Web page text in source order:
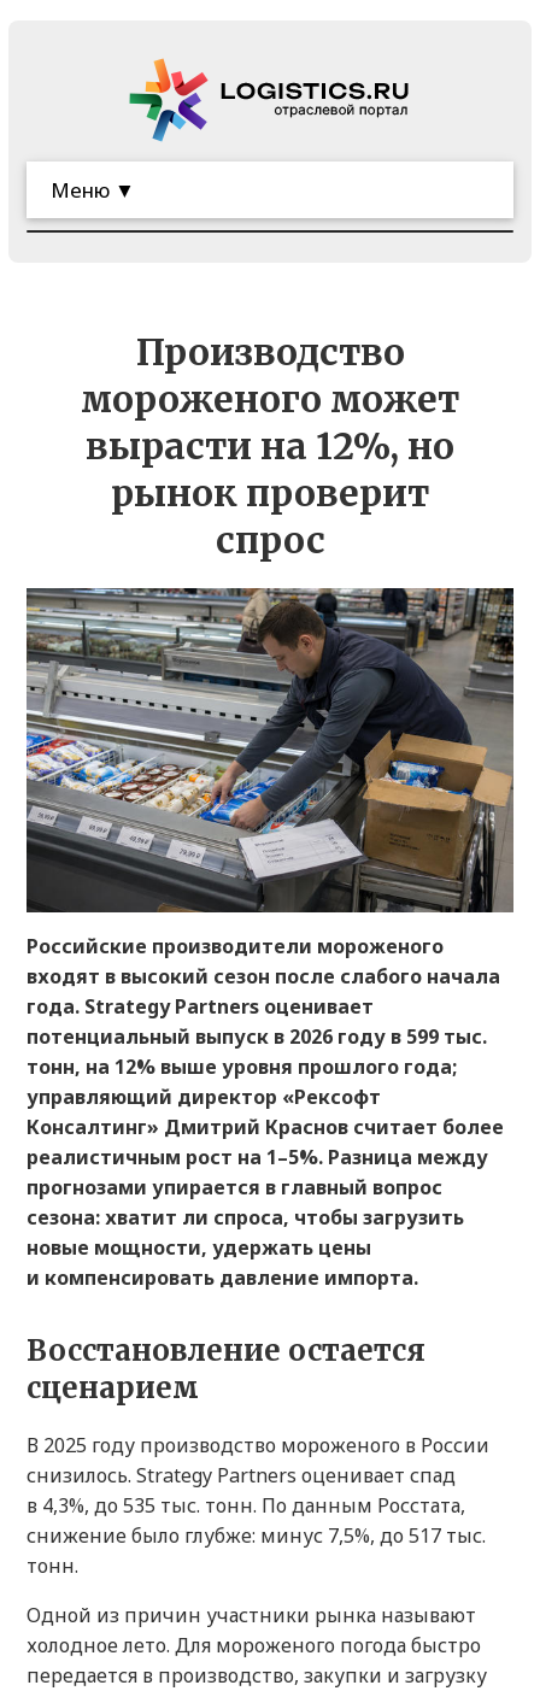
Меню ▼
Производство
мороженого может
вырасти на 12%, но
рынок проверит
спрос
Российские производители мороженого
входят в высокий сезон после слабого начала
года. Strategy Partners оценивает
потенциальный выпуск в 2026 году в 599 тыс.
тонн, на 12% выше уровня прошлого года;
управляющий директор «Рексофт
Консалтинг» Дмитрий Краснов считает более
реалистичным рост на 1–5%. Разница между
прогнозами упирается в главный вопрос
сезона: хватит ли спроса, чтобы загрузить
новые мощности, удержать цены
и компенсировать давление импорта.
Восстановление остается
сценарием
В 2025 году производство мороженого в России
снизилось. Strategy Partners оценивает спад
в 4,3%, до 535 тыс. тонн. По данным Росстата,
снижение было глубже: минус 7,5%, до 517 тыс.
тонн.
Одной из причин участники рынка называют
холодное лето. Для мороженого погода быстро
передается в производство, закупки и загрузку